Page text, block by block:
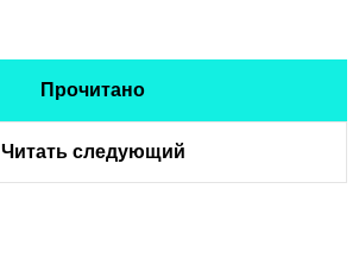
Прочитано
Читать следующий